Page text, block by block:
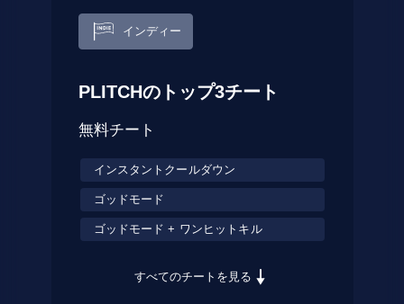
インディー
PLITCHのトップ3チート
無料チート
インスタントクールダウン
ゴッドモード
ゴッドモード + ワンヒットキル
すべてのチートを見る